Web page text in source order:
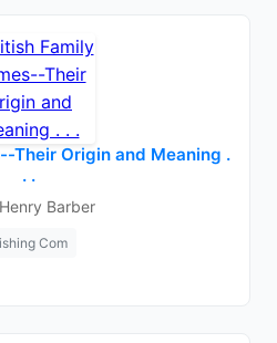
Their Origin and Meaning .
. .
Barber
Com